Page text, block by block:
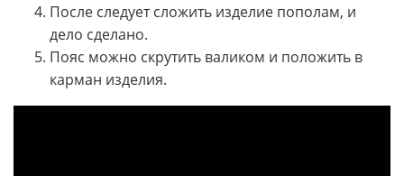
После следует сложить изделие пополам, и
дело сделано.
Пояс можно скрутить валиком и положить в
карман изделия.